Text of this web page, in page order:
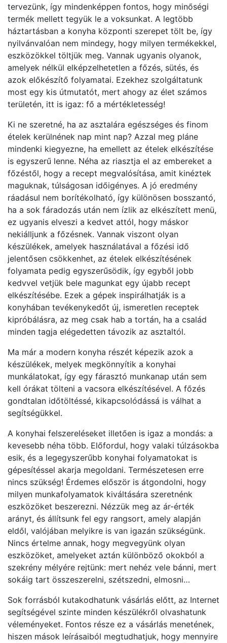
tervezünk, így mindenképpen fontos, hogy minőségi
termék mellett tegyük le a voksunkat. A legtöbb
háztartásban a konyha központi szerepet tölt be, így
nyilvánvalóan nem mindegy, hogy milyen termékekkel,
eszközökkel töltjük meg. Vannak ugyanis olyanok,
amelyek nélkül elképzelhetetlen a főzés, sütés, és
azok előkészítő folyamatai. Ezekhez szolgáltatunk
most egy kis útmutatót, mert ahogy az élet számos
területén, itt is igaz: fő a mértékletesség!
Ki ne szeretné, ha az asztalára egészséges és finom
ételek kerülnének nap mint nap? Azzal meg pláne
mindenki kiegyezne, ha emellett az ételek elkészítése
is egyszerű lenne. Néha az riasztja el az embereket a
főzéstől, hogy a recept megvalósítása, amit kinéztek
maguknak, túlságosan időigényes. A jó eredmény
ráadásul nem borítékolható, így különösen bosszantó,
ha a sok fáradozás után nem ízlik az elkészített menü,
ez ugyanis elveszi a kedvet attól, hogy máskor
nekiálljunk a főzésnek. Vannak viszont olyan
készülékek, amelyek használatával a főzési idő
jelentősen csökkenhet, az ételek elkészítésének
folyamata pedig egyszerűsödik, így egyből jobb
kedvvel vetjük bele magunkat egy újabb recept
elkészítésébe. Ezek a gépek inspirálhatják is a
konyhában tevékenykedőt új, ismeretlen receptek
kipróbálásra, az meg csak hab a tortán, ha a család
minden tagja elégedetten távozik az asztaltól.
Ma már a modern konyha részét képezik azok a
készülékek, melyek megkönnyítik a konyhai
munkálatokat, így egy fárasztó munkanap után sem
kell órákat tölteni a vacsora elkészítésével. A főzés
gondtalan időtöltéssé, kikapcsolódássá is válhat a
segítségükkel.
A konyhai felszereléseket illetően is igaz a mondás: a
kevesebb néha több. Előfordul, hogy valaki túlzásokba
esik, és a legegyszerűbb konyhai folyamatokat is
gépesítéssel akarja megoldani. Természetesen erre
nincs szükség! Érdemes először is átgondolni, hogy
milyen munkafolyamatok kiváltására szeretnénk
eszközöket beszerezni. Nézzük meg az ár-érték
arányt, és állítsunk fel egy rangsort, amely alapján
eldől, valójában melyikre is van igazán szükségünk.
Nincs értelme annak, hogy megvegyünk olyan
eszközöket, amelyeket aztán különböző okokból a
szekrény mélyére rejtünk: mert nehéz vele bánni, mert
sokáig tart összeszerelni, szétszedni, elmosni…
Sok forrásból kutakodhatunk vásárlás előtt, az Internet
segítségével szinte minden készülékről olvashatunk
véleményeket. Fontos része ez a vásárlás menetének,
hiszen mások leírásaiból megtudhatjuk, hogy mennyire